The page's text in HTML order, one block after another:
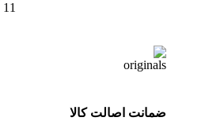
11
ضمانت اصالت کالا